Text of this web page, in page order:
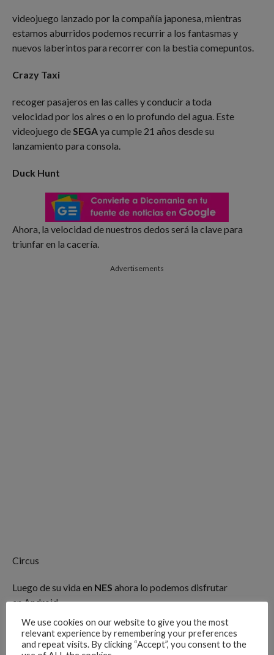
videojuego lanzado por la compañía japonesa, mientras
estamos aburridos podemos recurrir a los fantasmas y
nuevos laberintos para recorrer con la bestia comepuntos.
Crazy Taxi
recoger pasajeros en las calles y conducir a toda
velocidad por los aires o en lo profundo del agua. Este
videojuego de SEGAya cumple 21 años desde su
lanzamiento para consola.
Duck Hunt
Ahora, la velocidad de nuestros dedos será la clave para
triunfar en la cacería.
Advertisements
Circus
Luego de su vida en NES ahora lo podemos disfrutar
en Android.
Sonic
We use cookies on our website to give you the most
relevant experience by remembering your preferences
and repeat visits. By clicking “Accept”, you consent to the